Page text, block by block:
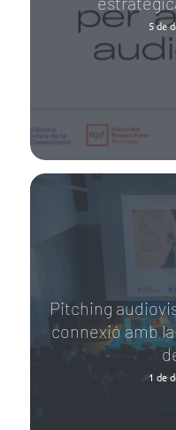
5 de
Pitching
connexió amb
1 de